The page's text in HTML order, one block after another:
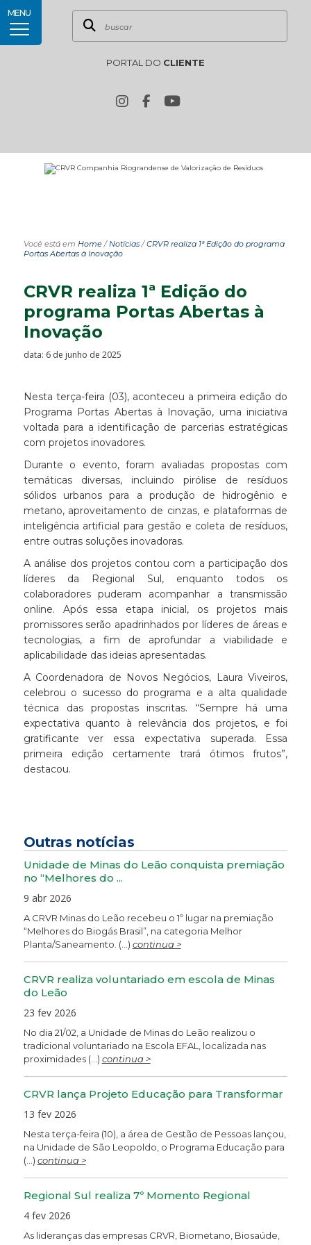
PORTAL DO CLIENTE
MENU
Você está em Home/Notícias/CRVR realiza 1ª Edição do programa
Portas Abertas à Inovação
CRVR realiza 1ª Edição do
programa Portas Abertas à
Inovação
data: 6 de junho de 2025
Nesta terça-feira (03), aconteceu a primeira edição do
Programa Portas Abertas à Inovação, uma iniciativa
voltada para a identificação de parcerias estratégicas
com projetos inovadores.
Durante o evento, foram avaliadas propostas com
temáticas diversas, incluindo pirólise de resíduos
sólidos urbanos para a produção de hidrogênio e
metano, aproveitamento de cinzas, e plataformas de
inteligência artificial para gestão e coleta de resíduos,
entre outras soluções inovadoras.
A análise dos projetos contou com a participação dos
líderes da Regional Sul, enquanto todos os
colaboradores puderam acompanhar a transmissão
online. Após essa etapa inicial, os projetos mais
promissores serão apadrinhados por líderes de áreas e
tecnologias, a fim de aprofundar a viabilidade e
aplicabilidade das ideias apresentadas.
A Coordenadora de Novos Negócios, Laura Viveiros,
celebrou o sucesso do programa e a alta qualidade
técnica das propostas inscritas. “Sempre há uma
expectativa quanto à relevância dos projetos, e foi
gratificante ver essa expectativa superada. Essa
primeira edição certamente trará ótimos frutos”,
destacou.
Outras notícias
Unidade de Minas do Leão conquista premiação
no “Melhores do ...
9 abr 2026
A CRVR Minas do Leão recebeu o 1º lugar na premiação
“Melhores do Biogás Brasil”, na categoria Melhor
Planta/Saneamento. (...) continua >
CRVR realiza voluntariado em escola de Minas
do Leão
23 fev 2026
No dia 21/02, a Unidade de Minas do Leão realizou o
tradicional voluntariado na Escola EFAL, localizada nas
proximidades (...) continua >
CRVR lança Projeto Educação para Transformar
13 fev 2026
Nesta terça-feira (10), a área de Gestão de Pessoas lançou,
na Unidade de São Leopoldo, o Programa Educação para
(...) continua >
Regional Sul realiza 7º Momento Regional
4 fev 2026
As lideranças das empresas CRVR, Biometano, Biosaúde,